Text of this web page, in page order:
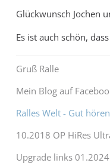
Glückwunsch Jochen
Es ist auch schön,
Gruß Ralle
Mein Blog auf
Ralles Welt - Gut
10.2018 OP HiRes
Upgrade links